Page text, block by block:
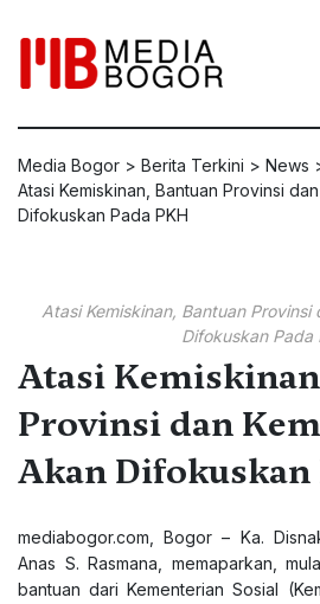
Media Bogor > Berita Terkini > News
Atasi Kemiskinan, Bantuan Provinsi
Difokuskan Pada PKH
Atasi Kemiskinan, Bantuan Provinsi
Difokuskan Pada
Atasi
Provinsi dan
Akan Difokuskan
mediabogor.com , Bogor – Ka.
Anas S. Rasmana, memaparkan,
bantuan dari Kementerian Sosial